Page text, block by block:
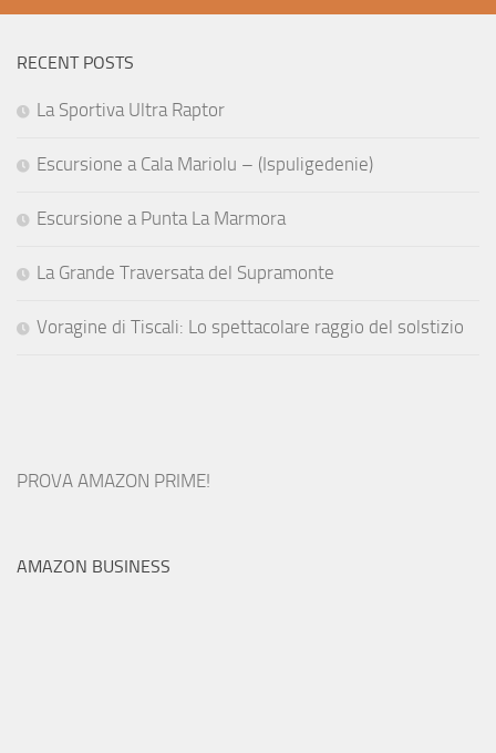
RECENT POSTS
La Sportiva Ultra Raptor
Escursione a Cala Mariolu – (Ispuligedenie)
Escursione a Punta La Marmora
La Grande Traversata del Supramonte
Voragine di Tiscali: Lo spettacolare raggio del solstizio
PROVA AMAZON PRIME!
AMAZON BUSINESS